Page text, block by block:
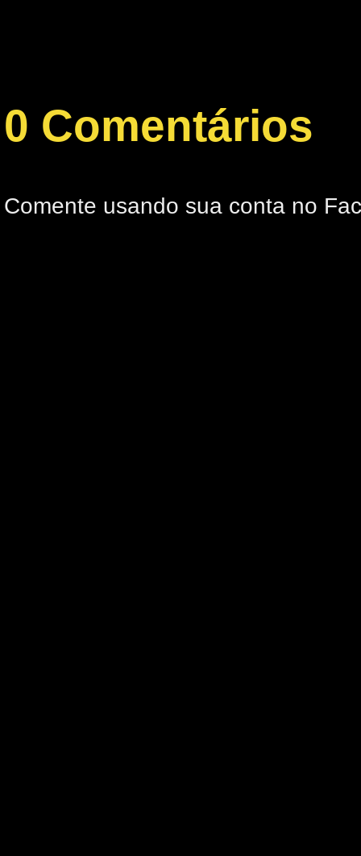
0 Comentários
Comente usando sua conta no